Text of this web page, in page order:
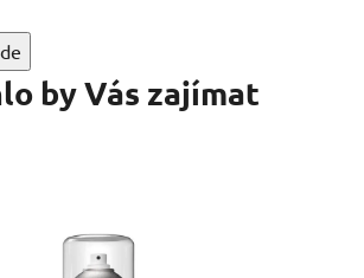
by Vás zajímat